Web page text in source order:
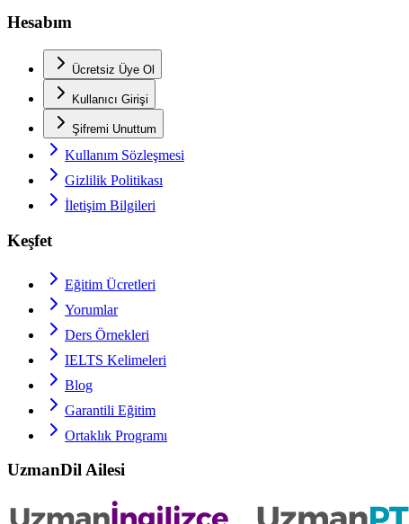
Hesabım
Ücretsiz Üye Ol
Kullanıcı Girişi
Şifremi Unuttum
Kullanım Sözleşmesi
Gizlilik Politikası
İletişim Bilgileri
Keşfet
Eğitim Ücretleri
Yorumlar
Ders Örnekleri
IELTS Kelimeleri
Blog
Garantili Eğitim
Ortaklık Programı
UzmanDil Ailesi